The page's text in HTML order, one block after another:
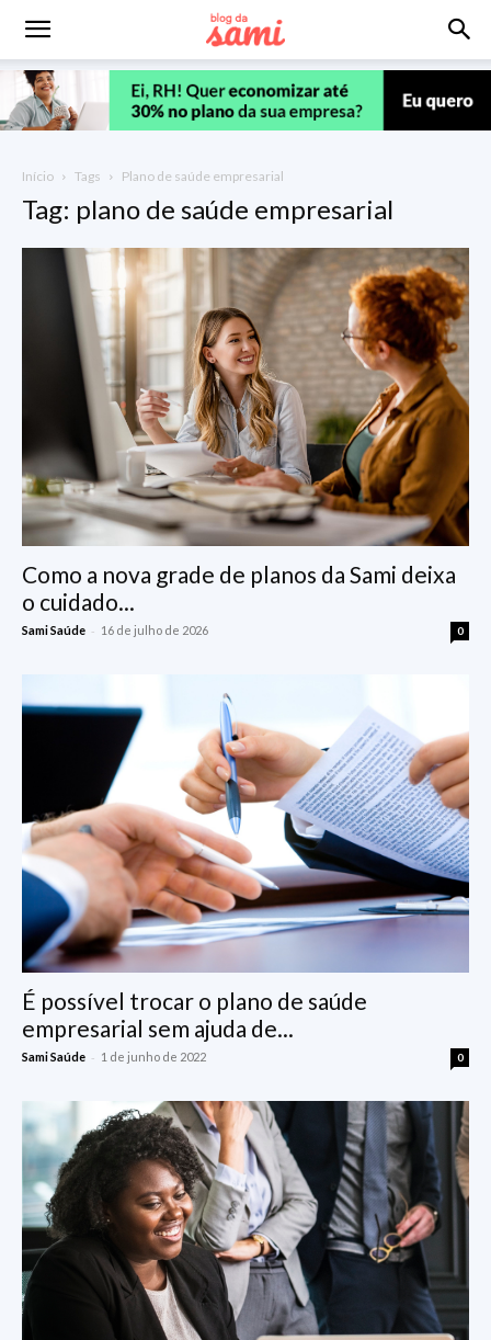
Início Tags Plano de saúde empresarial
Tag: plano de saúde empresarial
Como a nova grade de planos da Sami deixa
o cuidado...
Sami Saúde - 16 de julho de 2026 0
É possível trocar o plano de saúde
empresarial sem ajuda de...
Sami Saúde - 1 de junho de 2022 0